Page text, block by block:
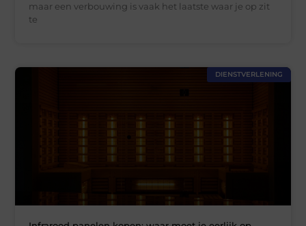
maar een verbouwing is vaak het laatste waar je op zit
te
DIENSTVERLENING